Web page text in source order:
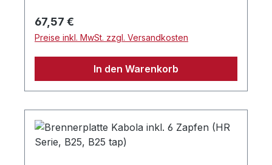
Regulärer Preis:
67,57 €
Preise inkl. MwSt. zzgl. Versandkosten
In den Warenkorb